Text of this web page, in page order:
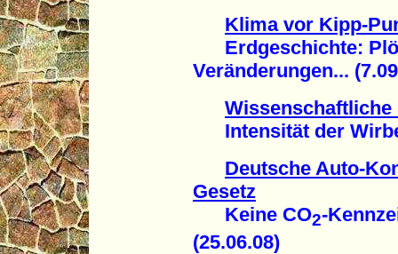
Klima vor Kipp-
Erdgeschichte:
Veränderungen...
Wissenschaftliche
Intensität der
Deutsche Auto-
Gesetz
Keine CO2-
(25.06.08)